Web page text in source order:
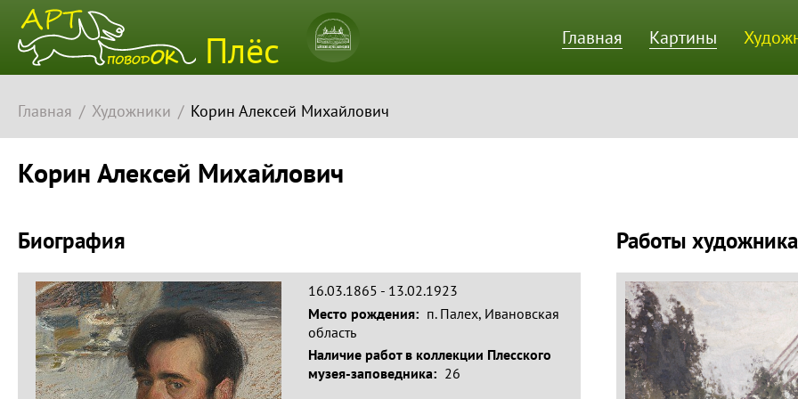
Плёс
Плёсский
музей-
заповедник
Главная Картины
Главная Художники Корин Алексей Михайлович
Корин Алексей Михайлович
Биография
16.03.1865 - 13.02.1923
Место рождения: п. Палех, Ивановская
область
Наличие работ в коллекции Плесского
музея-заповедника: 26
Работы художника